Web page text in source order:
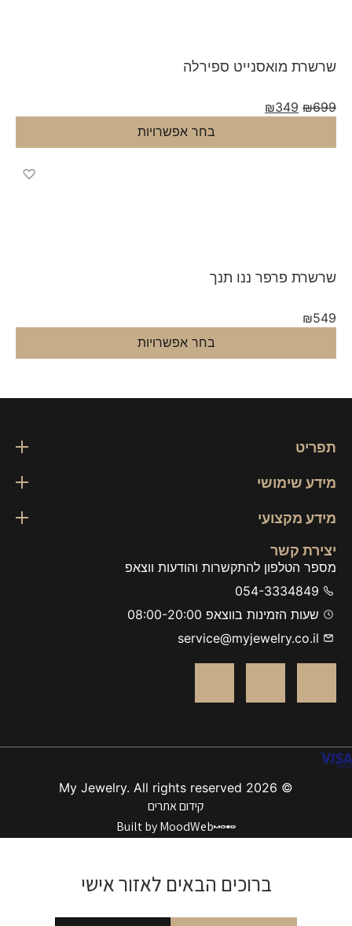
מואסנייט ספירלה
₪349
בחר אפשרויות
פרפר ננו תנך
בחר אפשרויות
שימושי
מקצועי
קשר
הטלפון להתקשרות והודעות ווצאפ
054-
הזמינות בווצאפ 08:00-20:00
קידום אתרים
Built by MoodWeb
ברוכים הבאים לאזור אישי